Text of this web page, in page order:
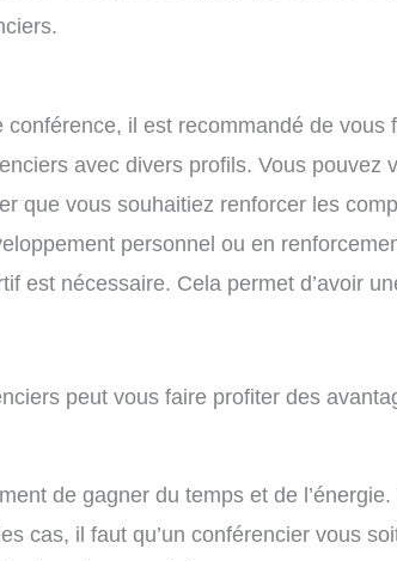
il est recommandé de vous
avec divers profils. Vous pouvez
que vous souhaitiez renforcer les
personnel ou en
est nécessaire. Cela permet d’avoir
peut vous faire profiter des
de gagner du temps et de
cas, il faut qu’un conférencier vous